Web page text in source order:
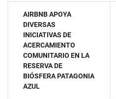
Navegación
entradas
AIRBNB APOYA
DIVERSAS
INICIATIVAS DE
ACERCAMIENTO
COMUNITARIO EN LA
RESERVA DE
BIÓSFERA PATAGONIA
AZUL